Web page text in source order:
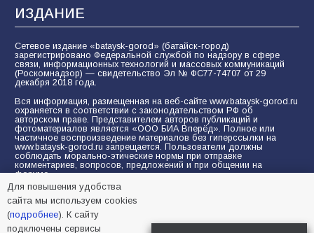
ИЗДАНИЕ
Сетевое издание «bataysk-gorod» (батайск-город)
зарегистрировано Федеральной службой по надзору в сфере
связи, информационных технологий и массовых коммуникаций
(Роскомнадзор) — свидетельство Эл № ФС77-74707 от 29
декабря 2018 года.
Вся информация, размещенная на веб-сайте www.bataysk-gorod.ru
охраняется в соответствии с законодательством РФ об
авторском праве. Представителем авторов публикаций и
фотоматериалов является «ООО БИА Вперёд». Полное или
частичное воспроизведение материалов без гиперссылки на
www.bataysk-gorod.ru запрещается. Пользователи должны
соблюдать морально-этические нормы при отправке
комментариев, вопросов, предложений и при общении на
форуме.
Политика конфиденциальности и защиты информации
Согласие на обработку персональных данных с помощью
сервисов Yandex.Metrika, LiveInternet, top.mail.ru
Для повышения удобства
сайта мы используем cookies
(подробнее). К сайту
подключены сервисы